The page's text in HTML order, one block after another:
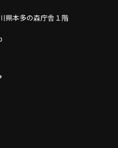
県本多の森庁舎１階